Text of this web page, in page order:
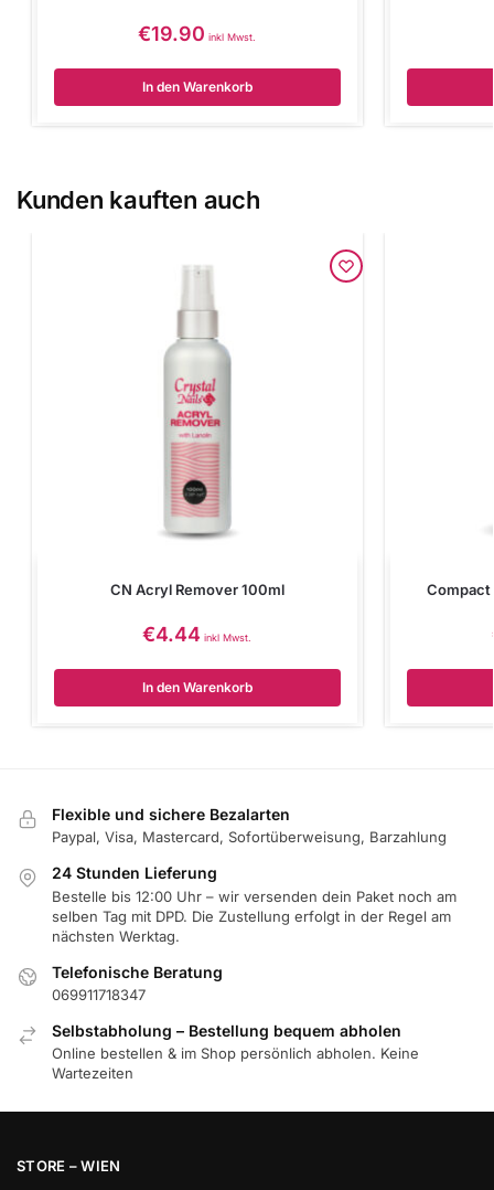
€19.90 inkl Mwst.
In den Warenkorb
Kunden kauften auch
CN Acryl Remover 100ml
€4.44 inkl Mwst.
In den Warenkorb
Compact
Flexible und sichere Bezalarten
Paypal, Visa, Mastercard, Sofortüberweisung, Barzahlung
24 Stunden Lieferung
Bestelle bis 12:00 Uhr – wir versenden dein Paket noch am
selben Tag mit DPD. Die Zustellung erfolgt in der Regel am
nächsten Werktag.
Telefonische Beratung
069911718347
Selbstabholung – Bestellung bequem abholen
Online bestellen & im Shop persönlich abholen. Keine
Wartezeiten
STORE – WIEN